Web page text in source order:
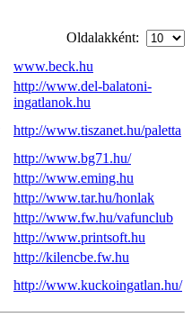
Oldalakként:
www.beck.hu
http://www.del-balatoni-
ingatlanok.hu
http://www.tiszanet.hu/paletta
http://www.bg71.hu/
http://www.eming.hu
http://www.tar.hu/honlak
http://www.fw.hu/vafunclub
http://www.printsoft.hu
http://kilencbe.fw.hu
http://www.kuckoingatlan.hu/